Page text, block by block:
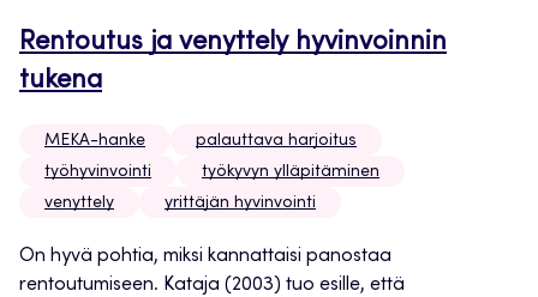
Rentoutus ja venyttely hyvinvoinnin
tukena
MEKA-hanke
palauttava harjoitus
työhyvinvointi
työkyvyn ylläpitäminen
venyttely
yrittäjän hyvinvointi
On hyvä pohtia, miksi kannattaisi panostaa
rentoutumiseen. Kataja (2003) tuo esille, että